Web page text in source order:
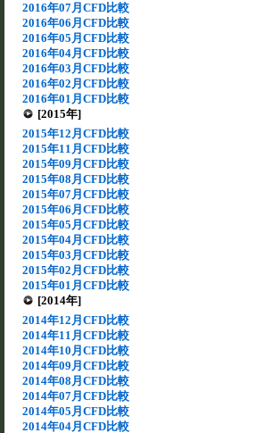
2016年07月CFD比較
2016年06月CFD比較
2016年05月CFD比較
2016年04月CFD比較
2016年03月CFD比較
2016年02月CFD比較
2016年01月CFD比較
[2015年]
2015年12月CFD比較
2015年11月CFD比較
2015年09月CFD比較
2015年08月CFD比較
2015年07月CFD比較
2015年06月CFD比較
2015年05月CFD比較
2015年04月CFD比較
2015年03月CFD比較
2015年02月CFD比較
2015年01月CFD比較
[2014年]
2014年12月CFD比較
2014年11月CFD比較
2014年10月CFD比較
2014年09月CFD比較
2014年08月CFD比較
2014年07月CFD比較
2014年05月CFD比較
2014年04月CFD比較